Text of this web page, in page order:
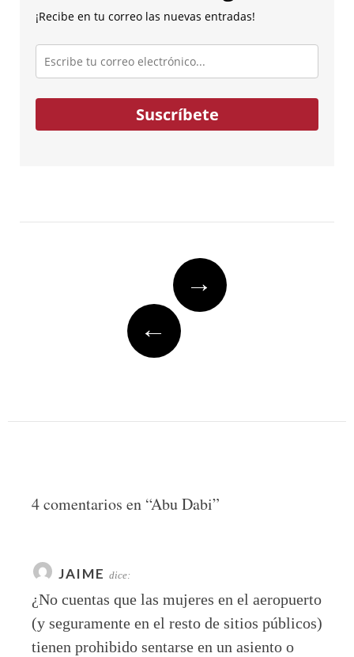
¡Recibe en tu correo las nuevas entradas!
Escribe
tu
correo
electrónico...
Suscríbete
→
←
4 comentarios en “Abu Dabi”
JAIME dice:
¿No cuentas que las mujeres en el aeropuerto
(y seguramente en el resto de sitios públicos)
tienen prohibido sentarse en un asiento o